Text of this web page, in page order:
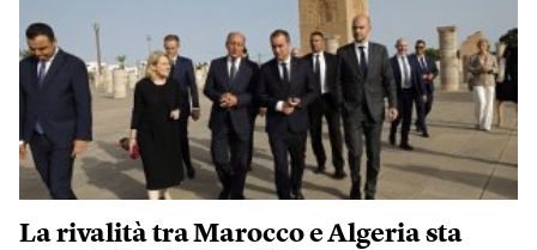
La rivalità tra Marocco e Algeria sta